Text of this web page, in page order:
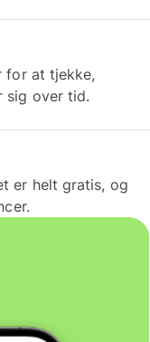
for at tjekke,
sig over tid.
er helt gratis, og